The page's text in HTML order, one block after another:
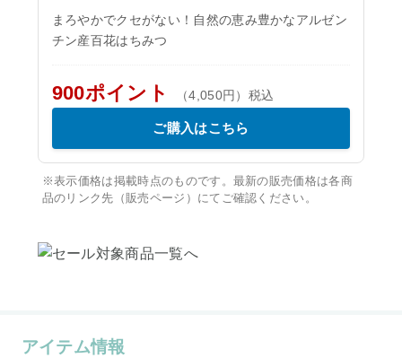
まろやかでクセがない！自然の恵み豊かなアルゼン
チン産百花はちみつ
900ポイント （4,050円）税込
ご購入はこちら
※表示価格は掲載時点のものです。最新の販売価格は各商
品のリンク先（販売ページ）にてご確認ください。
アイテム情報